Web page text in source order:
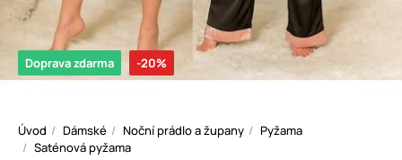
Doprava zdarma -20%
Úvod Dámské Noční prádlo a župany
Pyžama
Saténová pyžama